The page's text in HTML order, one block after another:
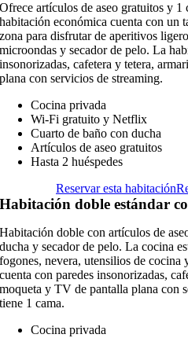
Ofrece artículos de aseo gratuitos y
habitación económica cuenta con un
zona para disfrutar de aperitivos
microondas y secador de pelo. La
insonorizadas, cafetera y tetera,
plana con servicios de streaming.
Cocina privada
Wi-Fi gratuito y Netflix
Cuarto de baño con ducha
Artículos de aseo gratuitos
Hasta 2 huéspedes
Reservar esta habitación
Habitación doble estándar
Habitación doble con artículos de
ducha y secador de pelo. La cocina
fogones, nevera, utensilios de
cuenta con paredes insonorizadas,
moqueta y TV de pantalla plana con
tiene 1 cama.
Cocina privada